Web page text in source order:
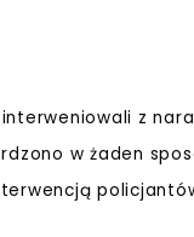
z
w żaden